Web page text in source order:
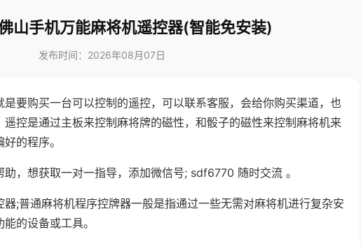
山手机万能麻将机遥控器(智能免安装)
发布时间：2026年08月07日
要购买一台可以控制的遥控，可以联系客服，会给你购买渠道，也
控是通过主板来控制麻将牌的磁性，和骰子的磁性来控制麻将机来
的程序。
，想获取一对一指导，添加微信号; sdf6770 随时交流 。
;普通麻将机程序控牌器一般是指通过一些无需对麻将机进行复杂安
的设备或工具。